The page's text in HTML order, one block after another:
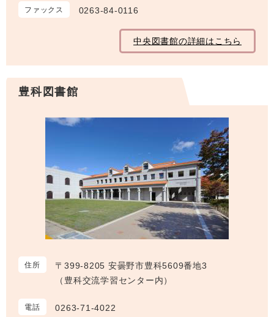
ファックス 0263-84-0116
中央図書館の詳細はこちら
豊科図書館
住所
〒399-8205 安曇野市豊科5609番地3
（豊科交流学習センター内）
電話 0263-71-4022